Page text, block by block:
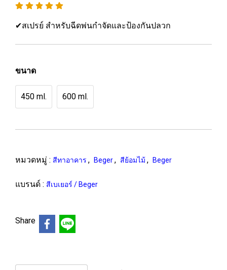
✔สเปรย์ สำหรับฉีดพ่นกำจัดและป้องกันปลวก
ขนาด
450 ml. 600 ml.
หมวดหมู่ : สีทาอาคาร , Beger, สีย้อมไม้ , Beger
แบรนด์ : สีเบเยอร์ / Beger
Share